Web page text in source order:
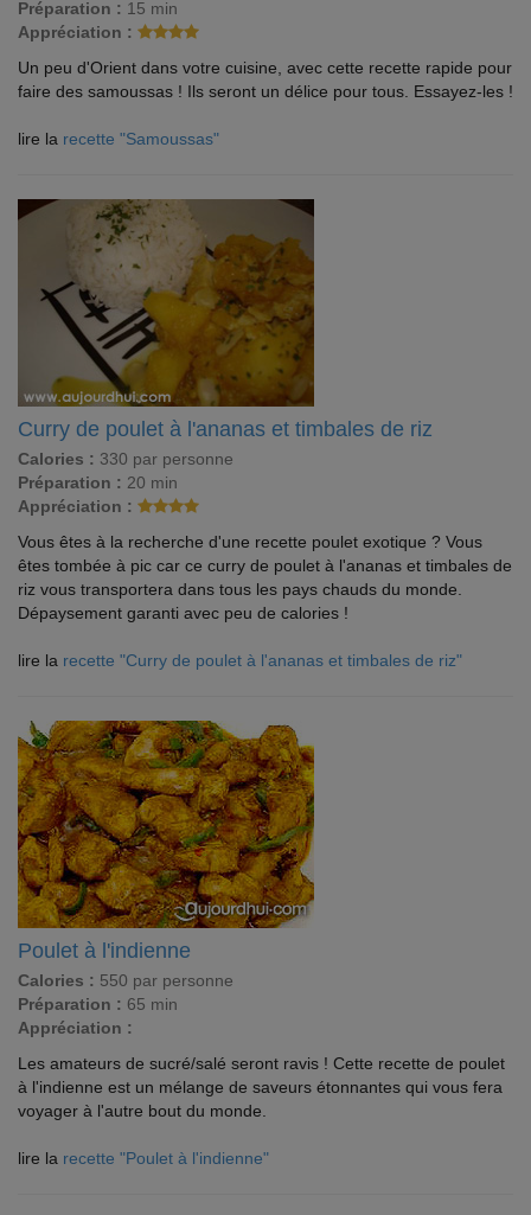
Préparation : 15 min
Appréciation :
Un peu d'Orient dans votre cuisine, avec cette recette rapide pour
faire des samoussas ! Ils seront un délice pour tous. Essayez-les !
lire la recette "Samoussas"
Curry de poulet à l'ananas et timbales de riz
Calories : 330 par personne
Préparation : 20 min
Appréciation :
Vous êtes à la recherche d'une recette poulet exotique ? Vous
êtes tombée à pic car ce curry de poulet à l'ananas et timbales de
riz vous transportera dans tous les pays chauds du monde.
Dépaysement garanti avec peu de calories !
lire la recette "Curry de poulet à l'ananas et timbales de riz"
Poulet à l'indienne
Calories : 550 par personne
Préparation : 65 min
Appréciation :
Les amateurs de sucré/salé seront ravis ! Cette recette de poulet
à l'indienne est un mélange de saveurs étonnantes qui vous fera
voyager à l'autre bout du monde.
lire la recette "Poulet à l'indienne"